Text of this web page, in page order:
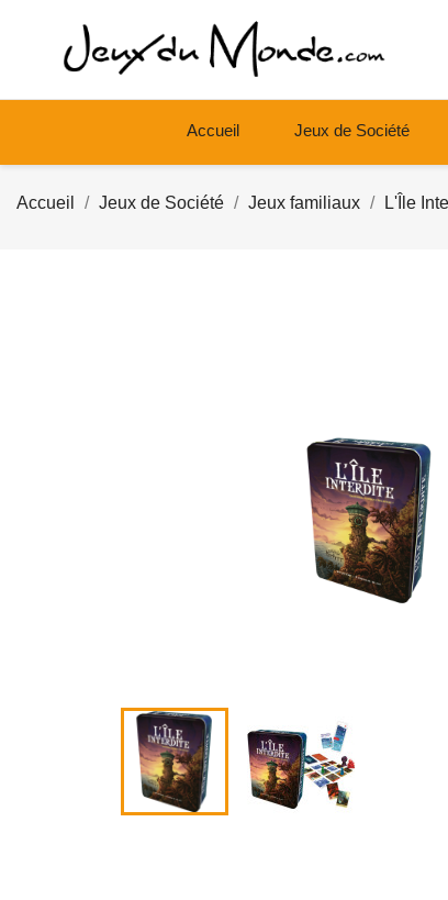
Accueil Jeux de Société
Accueil Jeux de Société Jeux familiaux L'Île